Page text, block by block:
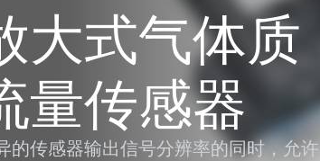
大式气体质
量传感器
的传感器输出信号分辨率的同时，允许